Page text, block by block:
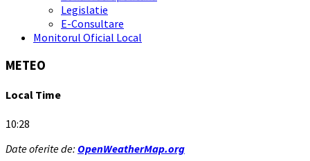
Legislatie
E-Consultare
Monitorul Oficial Local
METEO
Local Time
10:28
Date oferite de: OpenWeatherMap.org